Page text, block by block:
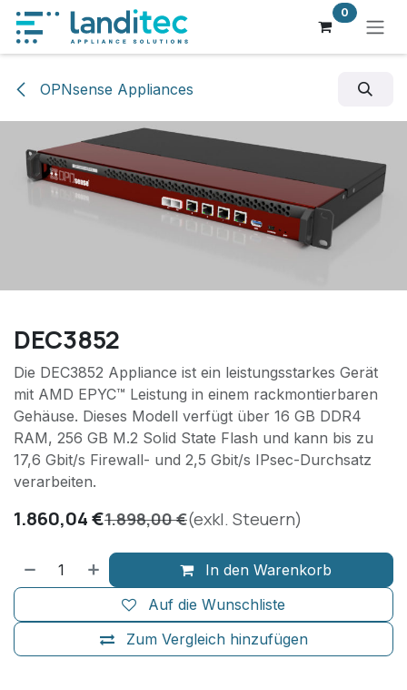
Zum Inhalt springen 0
OPNsense Appliances
DEC3852
Die DEC3852 Appliance ist ein leistungsstarkes Gerät
mit AMD EPYC™ Leistung in einem rackmontierbaren
Gehäuse. Dieses Modell verfügt über 16 GB DDR4
RAM, 256 GB M.2 Solid State Flash und kann bis zu
17,6 Gbit/s Firewall- und 2,5 Gbit/s IPsec-Durchsatz
verarbeiten.
1.860,04€1.898,00€(exkl. Steuern)
In den Warenkorb
Zum Vergleich hinzufügen
Auf die Wunschliste